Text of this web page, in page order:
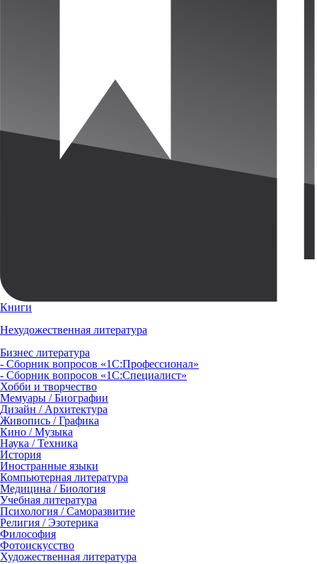
Книги
Нехудожественная литература
Бизнес литература
- Сборник вопросов «1С:Профессионал»
- Сборник вопросов «1С:Специалист»
Хобби и творчество
Мемуары / Биографии
Дизайн / Архитектура
Живопись / Графика
Кино / Музыка
Наука / Техника
История
Иностранные языки
Компьютерная литература
Медицина / Биология
Учебная литература
Психология / Саморазвитие
Религия / Эзотерика
Философия
Фотоискусство
Художественная литература